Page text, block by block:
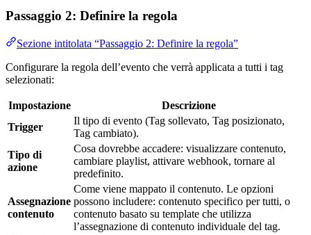
Passaggio 2: Definire la regola
Sezione intitolata “Passaggio 2: Definire la regola”
Configurare la regola dell’evento che verrà applicata a tutti i tag
selezionati:
Impostazione
Descrizione
Trigger
Il tipo di evento (Tag sollevato, Tag posizionato,
Tag cambiato).
Tipo di
azione
Cosa dovrebbe accadere: visualizzare contenuto,
cambiare playlist, attivare webhook, tornare al
predefinito.
Assegnazione
contenuto
Come viene mappato il contenuto. Le opzioni
possono includere: contenuto specifico per tutti, o
contenuto basato su template che utilizza
l’assegnazione di contenuto individuale del tag.